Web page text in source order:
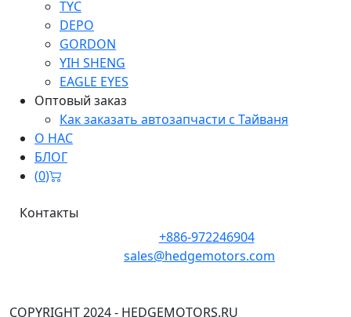
TYC
DEPO
GORDON
YIH SHENG
EAGLE EYES
Оптовый заказ
Как заказать автозапчасти с Тайваня
О НАС
БЛОГ
(0)
Контакты
+886-972246904
sales@hedgemotors.com
COPYRIGHT 2024 - HEDGEMOTORS.RU